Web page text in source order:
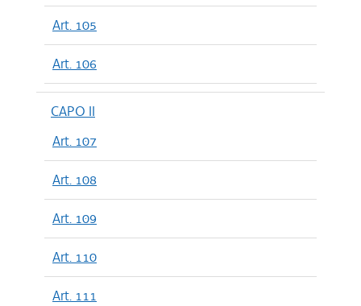
Art. 105
Art. 106
CAPO II
Art. 107
Art. 108
Art. 109
Art. 110
Art. 111